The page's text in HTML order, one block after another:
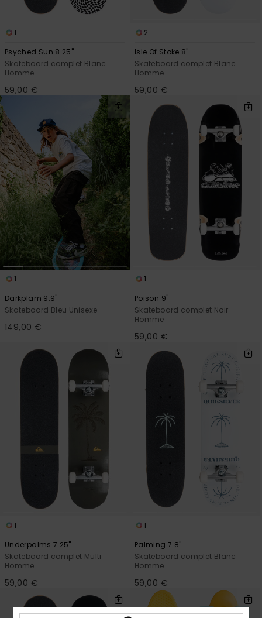
1
Psyched Sun 8.25"
Skateboard complet Blanc
Homme
59,00 €
2
Isle Of Stoke 8"
Skateboard complet Blanc
Homme
59,00 €
1
Darkplam 9.9"
Skateboard Bleu Unisexe
149,00 €
1
Poison 9"
Skateboard complet Noir
Homme
59,00 €
1
Underpalms 7.25"
Skateboard complet Multi
Homme
59,00 €
1
Palming 7.8"
Skateboard complet Blanc
Homme
59,00 €